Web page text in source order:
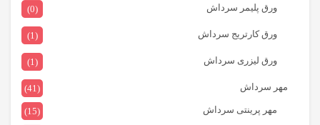
ورق پلیمر سرداش (0)
ورق کارتریج سرداش (1)
ورق لیزری سرداش (1)
مهر سرداش
(41)
مهر پرینتی سرداش
(15)